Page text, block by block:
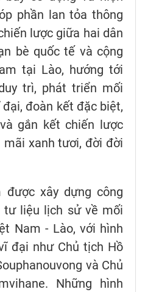
phần lan tỏa thông
lược giữa hai dân
bè quốc tế và cộng
tại Lào, hướng tới
trì, phát triển mối
đoàn kết đặc biệt,
gắn kết chiến lược
xanh tươi, đời đời
xây dựng công
tư liệu lịch sử về mối
Nam - Lào, với hình
đại như Chủ tịch Hồ
và Chủ
Những hình